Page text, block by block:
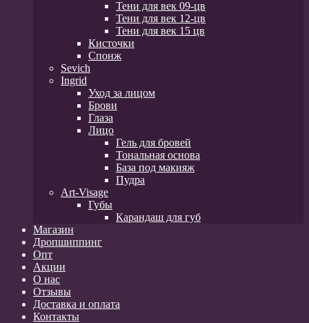
Тени для век 09-цв
Тени для век 12-цв
Тени для век 15 цв
Кисточки
Спонж
Sevich
Ingrid
Уход за лицом
Брови
Глаза
Лицо
Гель для бровей
Тональная основа
База под макияж
Пудра
Art-Visage
Губы
Карандаш для губ
Магазин
Дропшиппинг
Опт
Акции
О нас
Отзывы
Доставка и оплата
Контакты